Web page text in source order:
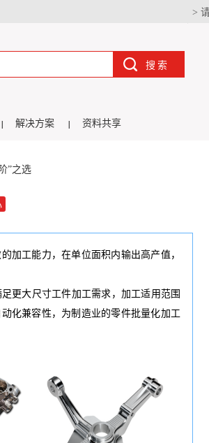
>
搜索
解决方案 资料共享
”之选
加工能力，在单位面积内输出高产值，
更大尺寸工件加工需求，加工适用范围
化兼容性，为制造业的零件批量化加工